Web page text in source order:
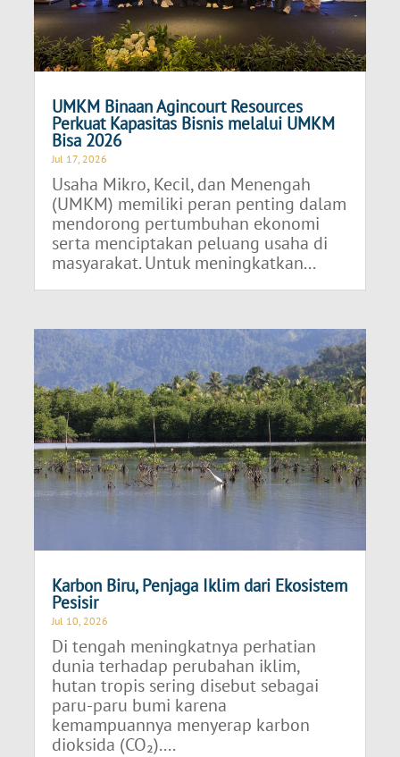
UMKM Binaan Agincourt Resources
Perkuat Kapasitas Bisnis melalui UMKM
Bisa 2026
Jul 17, 2026
Usaha Mikro, Kecil, dan Menengah
(UMKM) memiliki peran penting dalam
mendorong pertumbuhan ekonomi
serta menciptakan peluang usaha di
masyarakat. Untuk meningkatkan...
Karbon Biru, Penjaga Iklim dari Ekosistem
Pesisir
Jul 10, 2026
Di tengah meningkatnya perhatian
dunia terhadap perubahan iklim,
hutan tropis sering disebut sebagai
paru-paru bumi karena
kemampuannya menyerap karbon
dioksida (CO₂)....